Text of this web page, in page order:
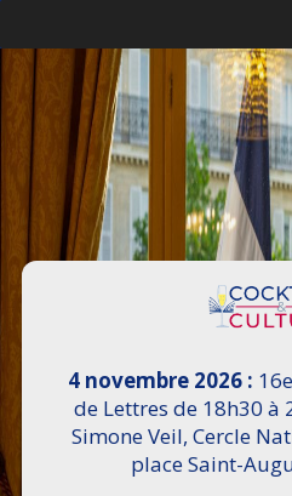
4 novembre 2026 :
de Lettres de 18h30 à
Simone Veil, Cercle
place Saint-